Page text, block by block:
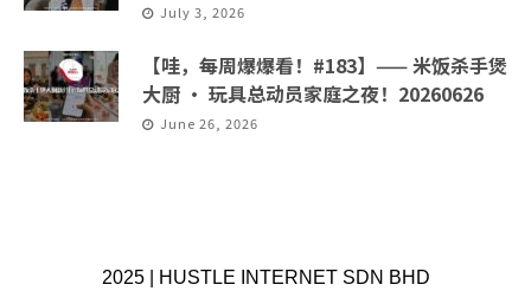
July 3, 2026
【哇，每周爆爆看！#183】—— 米饭杀手煲
大厨 · 玩具总动员家庭之夜！20260626
June 26, 2026
2025 | HUSTLE INTERNET SDN BHD